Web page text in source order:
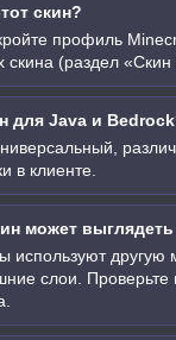
скин?
профиль
скина (раздел «Скин
для Java и
в клиенте.
может выглядеть
используют другую
слои. Проверьте